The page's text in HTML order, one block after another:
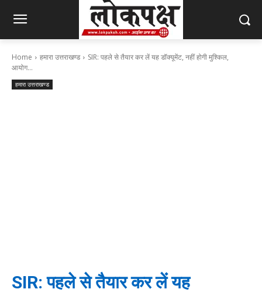
Home हमारा उत्तराखण्ड
SIR: पहले से तैयार कर लें यह डॉक्यूमेंट, नहीं होगी मुश्किल,
आयोग...
हमारा उत्तराखण्ड
SIR: पहले से तैयार कर लें यह